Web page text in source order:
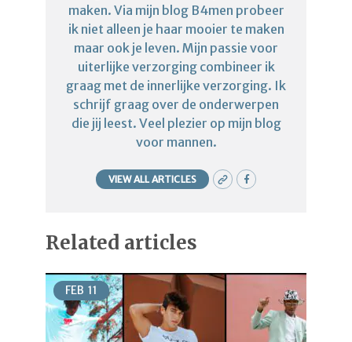
maken. Via mijn blog B4men probeer
ik niet alleen je haar mooier te maken
maar ook je leven. Mijn passie voor
uiterlijke verzorging combineer ik
graag met de innerlijke verzorging. Ik
schrijf graag over de onderwerpen
die jij leest. Veel plezier op mijn blog
voor mannen.
VIEW ALL ARTICLES
Related articles
FEB 11